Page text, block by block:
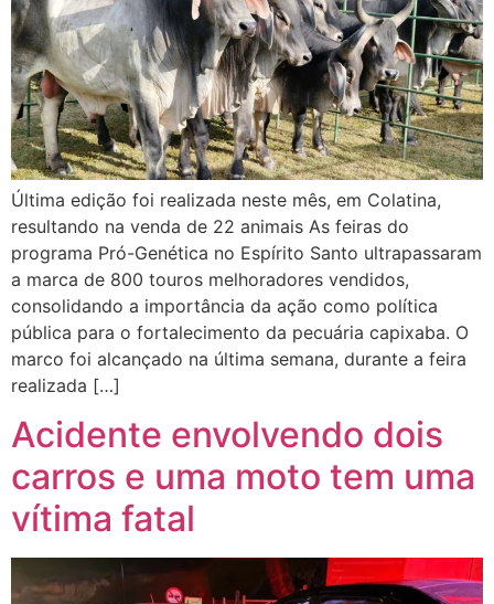
Última edição foi realizada neste mês, em Colatina,
resultando na venda de 22 animais As feiras do
programa Pró-Genética no Espírito Santo ultrapassaram
a marca de 800 touros melhoradores vendidos,
consolidando a importância da ação como política
pública para o fortalecimento da pecuária capixaba. O
marco foi alcançado na última semana, durante a feira
realizada […]
Acidente envolvendo dois
carros e uma moto tem uma
vítima fatal